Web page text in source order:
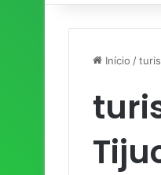
Início /